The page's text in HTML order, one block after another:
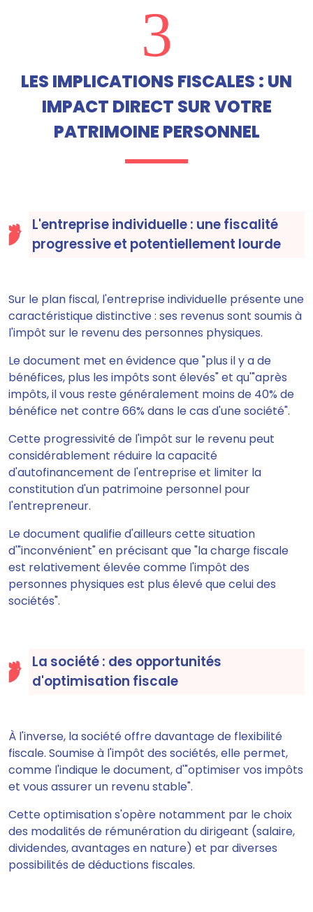
3
LES IMPLICATIONS FISCALES : UN
IMPACT DIRECT SUR VOTRE
PATRIMOINE PERSONNEL
L'entreprise individuelle : une fiscalité
progressive et potentiellement lourde
Sur le plan fiscal, l'entreprise individuelle présente une
caractéristique distinctive : ses revenus sont soumis à
l'impôt sur le revenu des personnes physiques.
Le document met en évidence que "plus il y a de
bénéfices, plus les impôts sont élevés" et qu'"après
impôts, il vous reste généralement moins de 40% de
bénéfice net contre 66% dans le cas d'une société".
Cette progressivité de l'impôt sur le revenu peut
considérablement réduire la capacité
d'autofinancement de l'entreprise et limiter la
constitution d'un patrimoine personnel pour
l'entrepreneur.
Le document qualifie d'ailleurs cette situation
d'"inconvénient" en précisant que "la charge fiscale
est relativement élevée comme l'impôt des
personnes physiques est plus élevé que celui des
sociétés".
La société : des opportunités
d'optimisation fiscale
À l'inverse, la société offre davantage de flexibilité
fiscale. Soumise à l'impôt des sociétés, elle permet,
comme l'indique le document, d'"optimiser vos impôts
et vous assurer un revenu stable".
Cette optimisation s'opère notamment par le choix
des modalités de rémunération du dirigeant (salaire,
dividendes, avantages en nature) et par diverses
possibilités de déductions fiscales.